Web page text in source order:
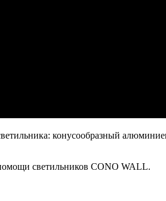
конусообразный
светильников CONO WALL.